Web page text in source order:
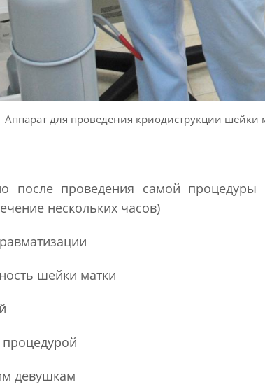
Аппарат для проведения криодиструкции шейки
после проведения самой
нескольких часов)
шейки матки
процедурой
девушкам